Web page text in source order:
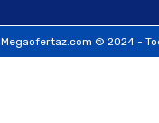
Megaofertaz.com © 2024 -